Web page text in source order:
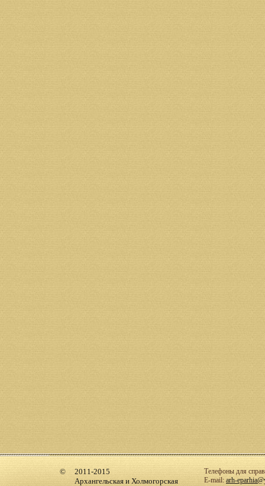
2011-2015
Архангельская и Холмогорская
Телефоны для
E-mail: arh-